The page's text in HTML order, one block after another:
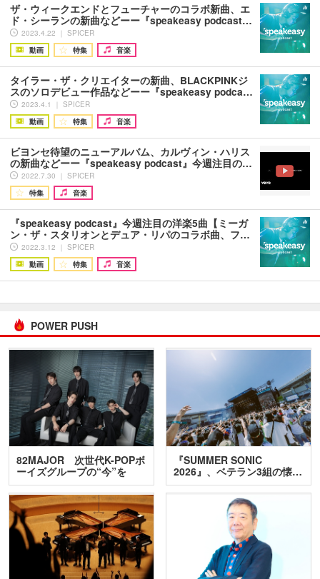
ザ・ウィークエンドとフューチャーのコラボ新曲、エ
ド・シーランの新曲などーー『speakeasy podcast…
2023.4.22 ｜ SPICER
動画
特集 音楽
タイラー・ザ・クリエイターの新曲、BLACKPINKジ
スのソロデビュー作品などーー『speakeasy podca…
2023.4.1 ｜ SPICER
動画
特集 音楽
ビヨンセ待望のニューアルバム、カルヴィン・ハリス
の新曲などーー『speakeasy podcast』今週注目の…
2022.7.30 ｜ SPICER
特集
音楽
『speakeasy podcast』今週注目の洋楽5曲【ミーガ
ン・ザ・スタリオンとデュア・リパのコラボ曲、フ…
2022.3.12 ｜ SPICER
動画
特集 音楽
POWER PUSH
82MAJOR 次世代K-POPボ
ーイズグループの“今”を
訊…
『SUMMER SONIC
2026』、ベテラン3組の懐…